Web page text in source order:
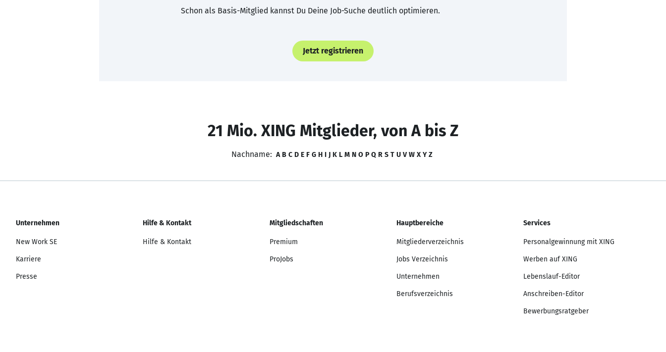
Schon als Basis-Mitglied kannst Du Deine Job-Suche deutlich optimieren.
Jetzt registrieren
21 Mio. XING Mitglieder, von A bis Z
Nachname: A B C D E F G H I J K L M N O P Q R S T U V W X Y Z
Unternehmen
New Work SE
Karriere
Presse
Hilfe & Kontakt
Hilfe & Kontakt
Mitgliedschaften
Premium
ProJobs
Hauptbereiche
Mitgliederverzeichnis
Jobs Verzeichnis
Unternehmen
Berufsverzeichnis
Services
Personalgewinnung mit XING
Werben auf XING
Lebenslauf-Editor
Anschreiben-Editor
Bewerbungsratgeber